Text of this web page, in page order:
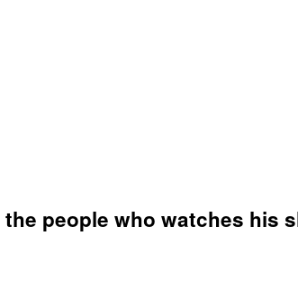
people who watches his